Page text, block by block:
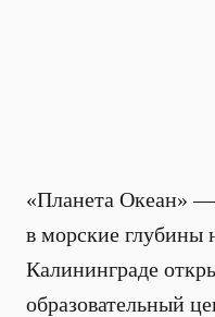
«Планета Океан» —
в морские глубины
Калининграде
образовательный